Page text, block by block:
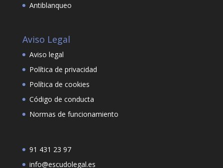
Antiblanqueo
Aviso Legal
Aviso legal
Política de privacidad
Política de cookies
Código de conducta
Normas de funcionamiento
91 431 23 97
info@escudolegal.es